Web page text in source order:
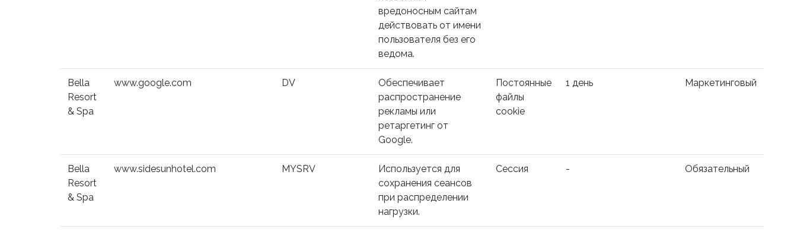
вредоносным сайтам
действовать от имени
пользователя без его
ведома.
Bella
Resort
& Spa
www.google.com DV
Обеспечивает
распространение
рекламы или
ретаргетинг от
Google.
Постоянные
файлы
cookie
1 день Маркетинговый
Bella
Resort
& Spa
www.sidesunhotel.com MYSRV
Используется для
сохранения сеансов
при распределении
нагрузки.
Сессия - Обязательный